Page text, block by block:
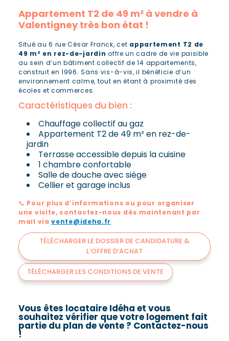
Appartement T2 de 49 m² à vendre à
Valentigney très bon état !
Situé au 6 rue César Franck, cet appartement T2 de
49 m² en rez-de-jardinoffre un cadre de vie paisible
au sein d’un bâtiment collectif de 14 appartements,
construit en 1996. Sans vis-à-vis, il bénéficie d’un
environnement calme, tout en étant à proximité des
écoles et commerces.
Caractéristiques du bien :
Chauffage collectif au gaz
Appartement T2 de 49 m² en rez-de-
jardin
Terrasse accessible depuis la cuisine
1 chambre confortable
Salle de douche avec siège
Cellier et garage inclus
📞 Pour plus d’informations ou pour organiser
une visite, contactez-nous dès maintenant par
mail viavente@ideha.fr
TÉLÉCHARGER LE DOSSIER DE CANDIDATURE &
L’OFFRE D’ACHAT
TÉLÉCHARGER LES CONDITIONS DE VENTE
Vous êtes locataire Idéha et vous
souhaitez vérifier que votre logement fait
partie du plan de vente ? Contactez-nous
!